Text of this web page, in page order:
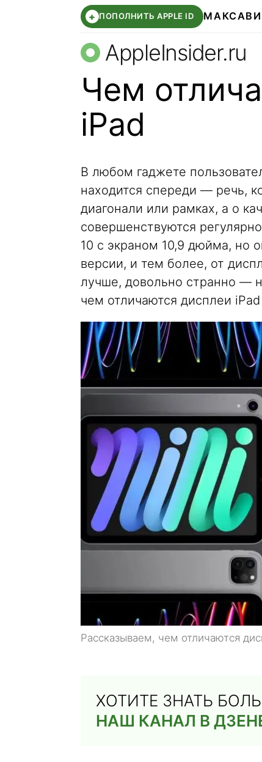
+ ПОПОЛНИТЬ APPLE ID МАКС
AppleInsider.ru
Чем
iPad
В любом гаджете
находится спереди — речь,
диагонали или рамках, а о
совершенствуются
10 с экраном 10,9 дюйма, но
версии, и тем более, от
лучше, довольно странно —
чем отличаются дисплеи
Рассказываем, чем отличаются
ХОТИТЕ ЗНАТЬ
НАШ КАНАЛ В